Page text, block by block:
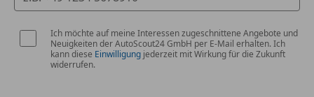
Ich möchte auf meine Interessen zugeschnittene Angebote und
Neuigkeiten der AutoScout24 GmbH per E-Mail erhalten. Ich
kann diese Einwilligung jederzeit mit Wirkung für die Zukunft
widerrufen.